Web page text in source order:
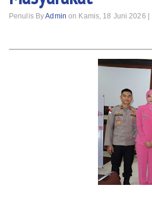
Penulis ByAdmin on Kamis, 18 Juni 2026 |